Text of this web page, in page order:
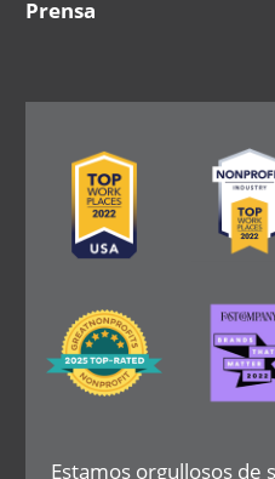
Prensa
Estamos orgullosos de
Image Image
Image
Image